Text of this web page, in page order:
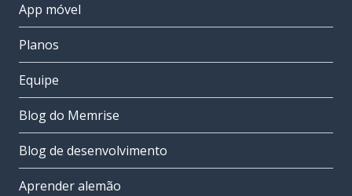
App móvel
Planos
Equipe
Blog do Memrise
Blog de desenvolvimento
Aprender alemão